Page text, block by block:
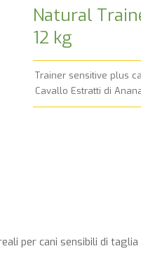
Natural
12 kg
Trainer sensitive plus
Cavallo Estratti di
per cani sensibili di